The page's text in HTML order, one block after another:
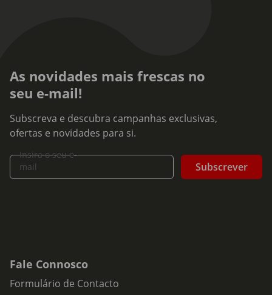
As novidades mais frescas no
seu e-mail!
Subscreva e descubra campanhas exclusivas,
ofertas e novidades para si.
Insira o seu e-
mail
Subscrever
Fale Connosco
Formulário de Contacto